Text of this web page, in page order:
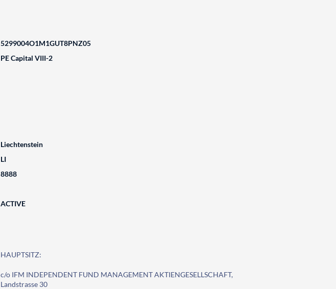
5299004O1M1GUT8PNZ05
PE Capital VIII-2
Liechtenstein
LI
8888
ACTIVE
HAUPTSITZ:
c/o IFM INDEPENDENT FUND MANAGEMENT AKTIENGESELLSCHAFT,
Landstrasse 30